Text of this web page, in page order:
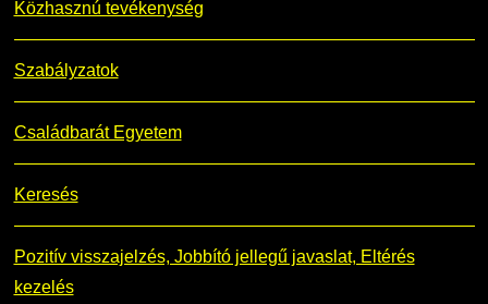
Közhasznú tevékenység
Szabályzatok
Családbarát Egyetem
Keresés
Pozitív visszajelzés, Jobbító jellegű javaslat, Eltérés
kezelés